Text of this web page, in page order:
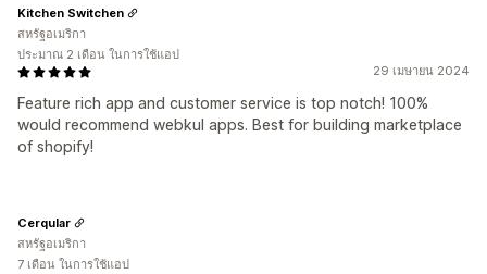
29 เมษายน 2024
Feature rich app and customer service is top notch! 100%
would recommend webkul apps. Best for building marketplace
of shopify!
Kitchen Switchen
สหรัฐอเมริกา
ประมาณ 2 เดือน ในการใช้แอป
Cerqular
สหรัฐอเมริกา
7 เดือน ในการใช้แอป